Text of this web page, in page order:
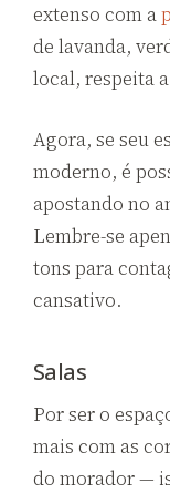
extenso com a
de lavanda,
local, respeita
Agora, se seu
moderno, é
apostando no
Lembre-se
tons para
cansativo.
Salas
Por ser o
mais com as
do morador —